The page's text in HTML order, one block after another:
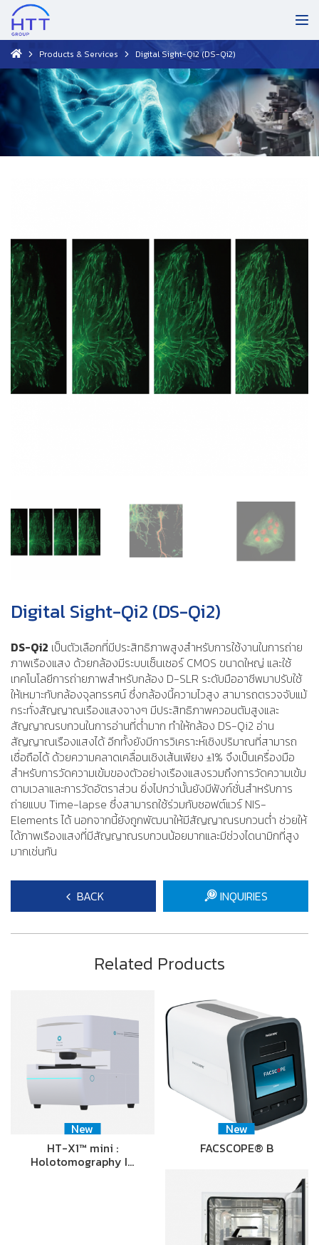
Products & Services Digital Sight-Qi2 (DS-Qi2)
Digital Sight-Qi2 (DS-Qi2)
DS-Qi2 เป็นตัวเลือกที่มีประสิทธิภาพสูงสำหรับการใช้งานในการถ่าย
ภาพเรืองแสง ด้วยกล้องมีระบบเซ็นเซอร์ CMOS ขนาดใหญ่ และใช้
เทคโนโลยีการถ่ายภาพสำหรับกล้อง D-SLR ระดับมืออาชีพมาปรับใช้
ให้เหมาะกับกล้องจุลทรรศน์ ซึ่งกล้องนี้ความไวสูง สามารถตรวจจับแม้
กระทั่งสัญญาณเรืองแสงจางๆ มีประสิทธิภาพควอนตัมสูงและ
สัญญาณรบกวนในการอ่านที่ต่ำมาก ทำให้กล้อง DS-Qi2 อ่าน
สัญญาณเรืองแสงได้ อีกทั้งยังมีการวิเคราะห์เชิงปริมาณที่สามารถ
เชื่อถือได้ ด้วยความคลาดเคลื่อนเชิงเส้นเพียง ±1% จึงเป็นเครื่องมือ
สำหรับการวัดความเข้มของตัวอย่างเรืองแสงรวมถึงการวัดความเข้ม
ตามเวลาและการวัดอัตราส่วน ยิ่งไปกว่านั้นยังมีฟังก์ชั่นสำหรับการ
ถ่ายแบบ Time-lapse ซึ่งสามารถใช้ร่วมกับซอฟต์แวร์ NIS-
Elements ได้ นอกจากนี้ยังถูกพัฒนาให้มีสัญญาณรบกวนต่ำ ช่วยให้
ได้ภาพเรืองแสงที่มีสัญญาณรบกวนน้อยมากและมีช่วงไดนามิกที่สูง
มากเช่นกัน
BACK INQUIRIES
Related Products
New
HT-X1™ mini :
Holotomography I…
New
FACSCOPE® B